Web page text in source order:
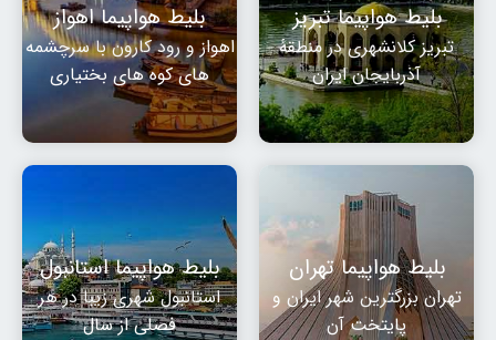
بلیط هواپیما تبریز
تبریز کلانشهری در منطقهٔ
آذربایجان ایران
بلیط هواپیما اهواز
اهواز و رود کارون با سرچشمه
های کوه های بختیاری
بلیط هواپیما تهران
تهران بزرگترین شهر ایران و
پایتخت آن
بلیط هواپیما استانبول
استانبول شهری زیبا در هر
فصلی از سال